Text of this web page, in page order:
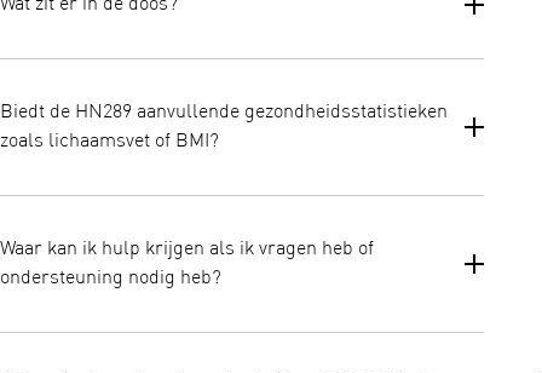
activeren en hij schakelt na gebruik automatisch uit. Het grote
Wat zit er in de doos?
• 1× CR2032-batterij
• Gebruiksaanwijzing
Biedt de HN289 aanvullende gezondheidsstatistieken
zoals lichaamsvet of BMI?
Hij houdt geen lichaamsvet, visceraal vet, BMI of spiermassa bij.
Waar kan ik hulp krijgen als ik vragen heb of
ondersteuning nodig heb?